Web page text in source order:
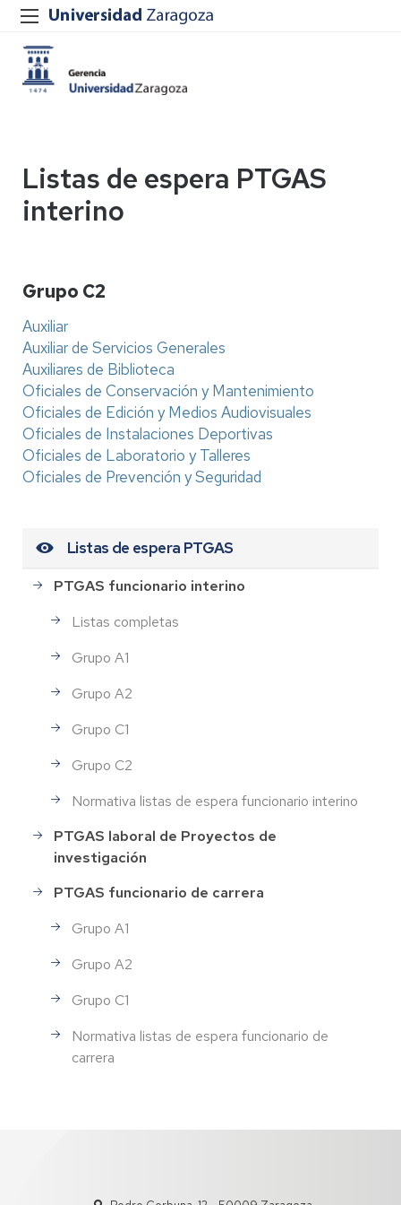
Listas de espera PTGAS
interino
Grupo C2
Auxiliar
Auxiliar de Servicios Generales
Auxiliares de Biblioteca
Oficiales de Conservación y Mantenimiento
Oficiales de Edición y Medios Audiovisuales
Oficiales de Instalaciones Deportivas
Oficiales de Laboratorio y Talleres
Oficiales de Prevención y Seguridad
Listas de espera PTGAS
PTGAS funcionario interino
Listas completas
Grupo A1
Grupo A2
Grupo C1
Grupo C2
Normativa listas de espera funcionario interino
PTGAS laboral de Proyectos de
investigación
PTGAS funcionario de carrera
Grupo A1
Grupo A2
Grupo C1
Normativa listas de espera funcionario de
carrera